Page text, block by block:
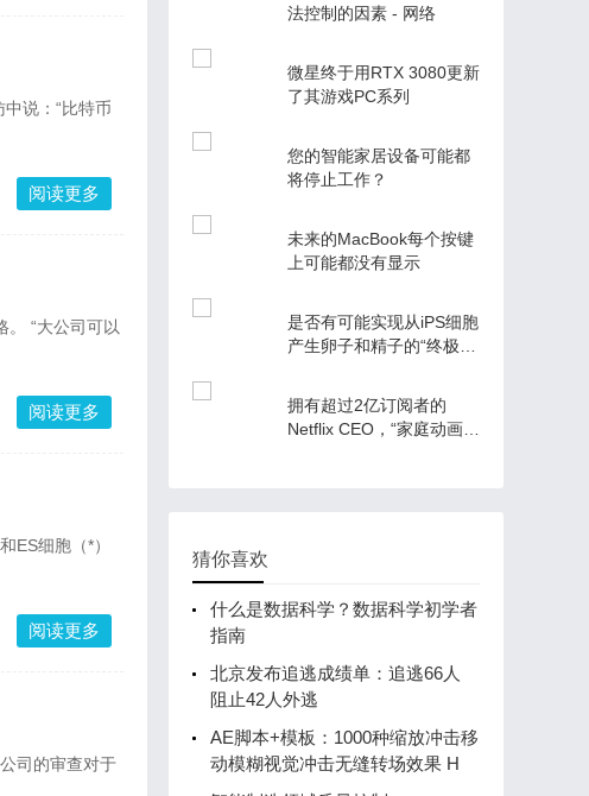
阅读更多
阅读更多
阅读更多
法控制的因素 - 网络
微星终于用RTX 3080更新
了其游戏PC系列
您的智能家居设备可能都
将停止工作？
未来的MacBook每个按键
上可能都没有显示
是否有可能实现从iPS细胞
产生卵子和精子的“终极生
前沿问研究者
拥有超过2亿订阅者的
Netflix CEO，“家庭动画超
猜你喜欢
什么是数据科学？数据科学初学者
指南
北京发布追逃成绩单：追逃66人
阻止42人外逃
AE脚本+模板：1000种缩放冲击移
动模糊视觉冲击无缝转场效果 H